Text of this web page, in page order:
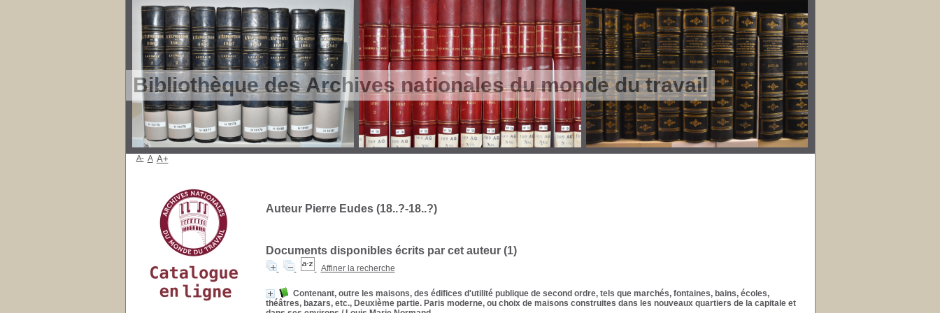
Bibliothèque des Archives nationales du monde du travail
Auteur Pierre Eudes (18..?-18..?)
Documents disponibles écrits par cet auteur (1)
Affiner la recherche
Contenant, outre les maisons, des édifices d'utilité publique de second ordre, tels que marchés, fontaines, bains, écoles,
théâtres, bazars, etc., Deuxième partie. Paris moderne, ou choix de maisons construites dans les nouveaux quartiers de la capitale et
A- A A+